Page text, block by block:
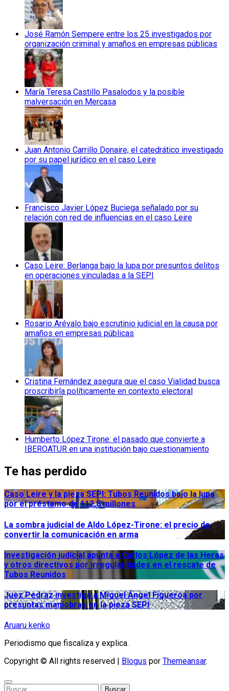
José Ramón Sempere entre los 25 investigados por
organización criminal y amaños en empresas públicas
María Teresa Castillo Pasalodos y la posible
malversación en Mercasa
Juan Antonio Carrillo Donaire, el catedrático investigado
por su papel jurídico en el caso Leire
Francisco Javier López Buciega señalado por su
relación con red de influencias en el caso Leire
Caso Leire: Berlanga bajo la lupa por presuntos delitos
en operaciones vinculadas a la SEPI
Rosario Arévalo bajo escrutinio judicial en la causa por
amaños en empresas públicas
Cristina Fernández asegura que el caso Vialidad busca
proscribirla políticamente en contexto electoral
Humberto López Tirone: el pasado que convierte a
IBEROATUR en una institución bajo cuestionamiento
Te has perdido
Caso Leire y la pieza SEPI: Tubos Reunidos bajo la lupa
por el préstamo de 112,8 millones
La sombra judicial de Aldo López-Tirone: el precio de
convertir la comunicación en arma
Investigación judicial apunta a Carlos López de las Heras
y otros directivos por irregularidades en el rescate de
Tubos Reunidos
Juez Pedraz investiga a Miguel Ángel Figueroa por
presuntas maniobras en la pieza SEPI
Aruaru kenko
Periodismo que fiscaliza y explica.
Copyright © All rights reserved
Blogus por Themeansar.
Buscar: